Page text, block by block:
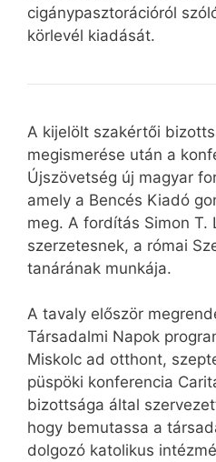
cigánypasztorációról
körlevél kiadását.
A kijelölt szakértői
megismerése után a
Újszövetség új magyar
amely a Bencés Kiadó
meg. A fordítás Simon T.
szerzetesnek, a római
tanárának munkája.
A tavaly először
Társadalmi Napok
Miskolc ad otthont,
püspöki konferencia
bizottsága által
hogy bemutassa a
dolgozó katolikus